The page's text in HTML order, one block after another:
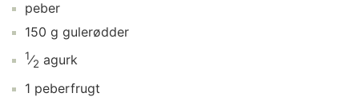
peber
150 g gulerødder
1⁄2 agurk
1 peberfrugt